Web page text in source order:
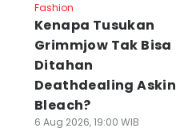
Fashion
Kenapa Tusukan
Grimmjow Tak Bisa
Ditahan
Deathdealing Askin
Bleach?
6 Aug 2026, 19:00 WIB